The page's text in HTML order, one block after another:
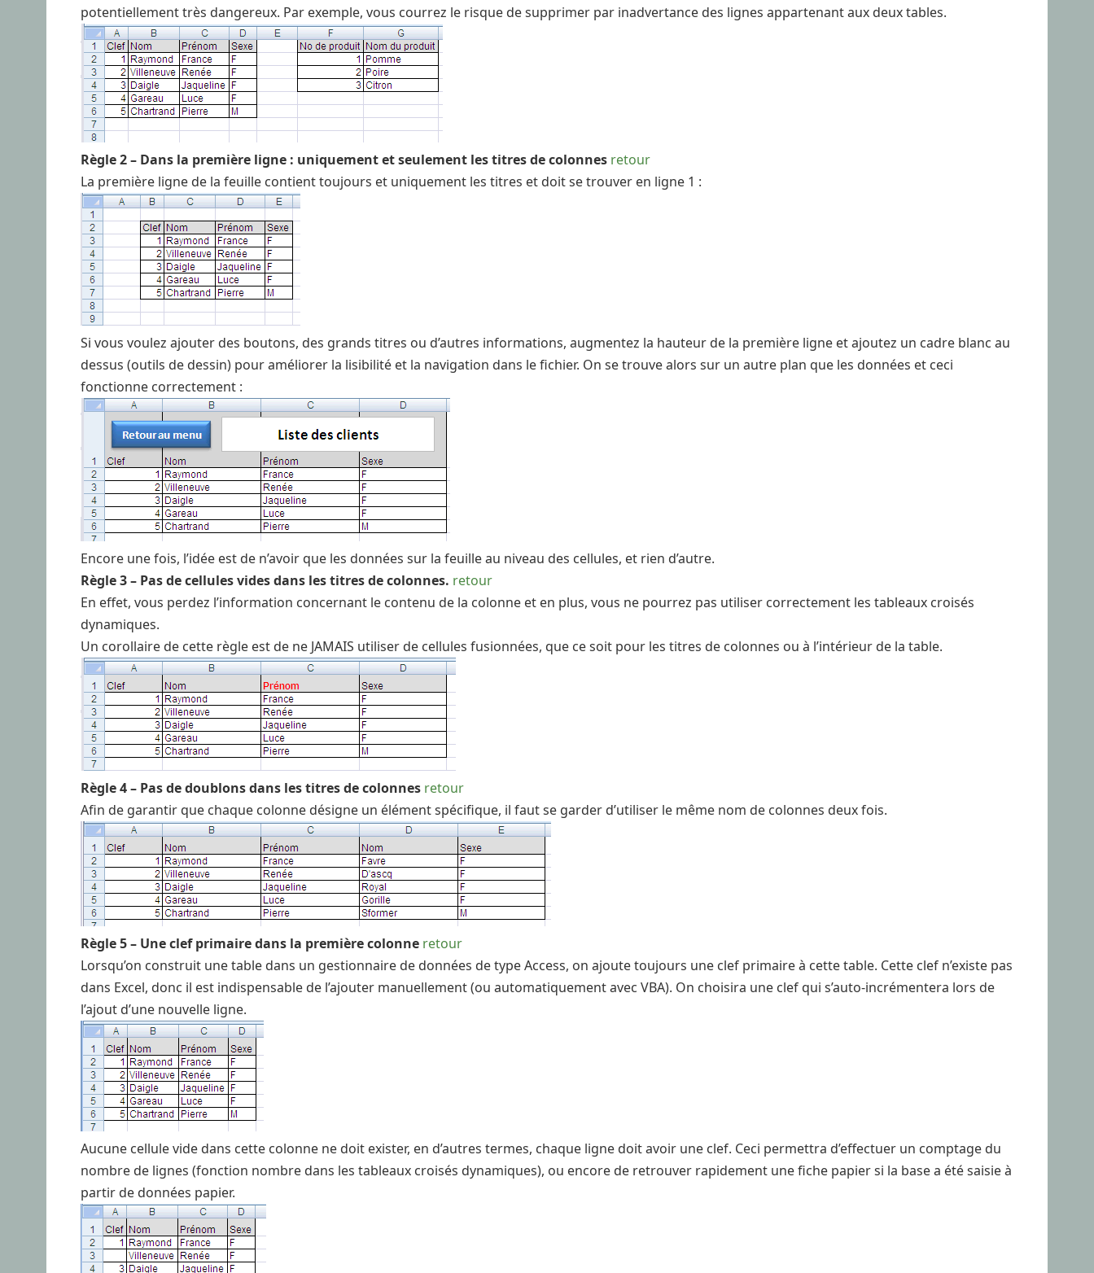
potentiellement très dangereux. Par exemple, vous courrez le risque de supprimer par inadvertance des lignes appartenant aux deux tables.
Règle 2 – Dans la première ligne : uniquement et seulement les titres de colonnes retour
La première ligne de la feuille contient toujours et uniquement les titres et doit se trouver en ligne 1 :
Si vous voulez ajouter des boutons, des grands titres ou d’autres informations, augmentez la hauteur de la première ligne et ajoutez un cadre blanc au
dessus (outils de dessin) pour améliorer la lisibilité et la navigation dans le fichier. On se trouve alors sur un autre plan que les données et ceci
fonctionne correctement :
Encore une fois, l’idée est de n’avoir que les données sur la feuille au niveau des cellules, et rien d’autre.
Règle 3 – Pas de cellules vides dans les titres de colonnes. retour
En effet, vous perdez l’information concernant le contenu de la colonne et en plus, vous ne pourrez pas utiliser correctement les tableaux croisés
dynamiques.
Un corollaire de cette règle est de ne JAMAIS utiliser de cellules fusionnées, que ce soit pour les titres de colonnes ou à l’intérieur de la table.
Règle 4 – Pas de doublons dans les titres de colonnes retour
Afin de garantir que chaque colonne désigne un élément spécifique, il faut se garder d’utiliser le même nom de colonnes deux fois.
Règle 5 – Une clef primaire dans la première colonne retour
Lorsqu’on construit une table dans un gestionnaire de données de type Access, on ajoute toujours une clef primaire à cette table. Cette clef n’existe pas
dans Excel, donc il est indispensable de l’ajouter manuellement (ou automatiquement avec VBA). On choisira une clef qui s’auto-incrémentera lors de
l’ajout d’une nouvelle ligne.
Aucune cellule vide dans cette colonne ne doit exister, en d’autres termes, chaque ligne doit avoir une clef. Ceci permettra d’effectuer un comptage du
nombre de lignes (fonction nombre dans les tableaux croisés dynamiques), ou encore de retrouver rapidement une fiche papier si la base a été saisie à
partir de données papier.